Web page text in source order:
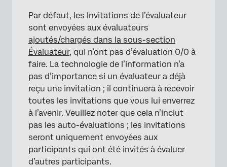
Par défaut, les Invitations de l’évaluateur
sont envoyées aux évaluateurs
ajoutés/chargés dans la sous-section
Évaluateur, qui n’ont pas d’évaluation 0/0 à
faire. La technologie de l’information n’a
pas d’importance si un évaluateur a déjà
reçu une invitation ; il continuera à recevoir
toutes les invitations que vous lui enverrez
à l’avenir. Veuillez noter que cela n’inclut
pas les auto-évaluations ; les invitations
seront uniquement envoyées aux
participants qui ont été invités à évaluer
d’autres participants.